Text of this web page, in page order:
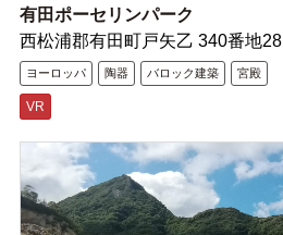
有田ポーセリンパーク
西松浦郡有田町戸矢乙 340番地28
ヨーロッパ 陶器 バロック建築 宮殿
VR